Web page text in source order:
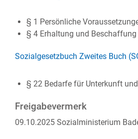
§ 1 Persönliche
§ 4 Erhaltung und Beschaffung
Sozialgesetzbuch Zweites Buch
§ 22 Bedarfe für Unterkunft
Freigabevermerk
09.10.2025 Sozialministerium